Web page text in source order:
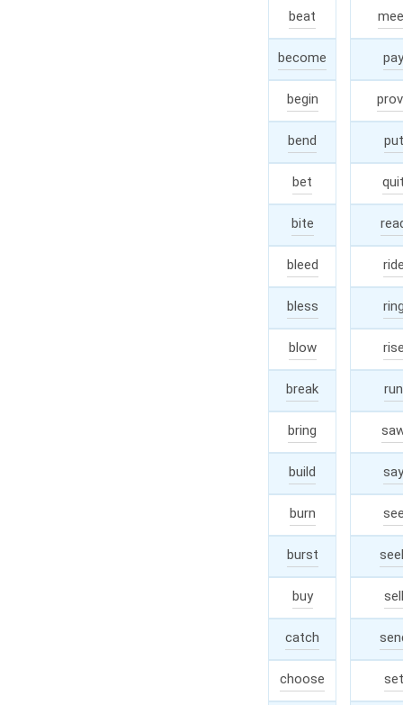
beat
beat
become
begin
bend
bent
bet
bet
bite
bit
bleed
bled
bless
blessed/
blow
blew
break
broke
bring
build
built
burn
burnt
burst
burst
buy
catch
choose
pay
put
run
say
sell
set